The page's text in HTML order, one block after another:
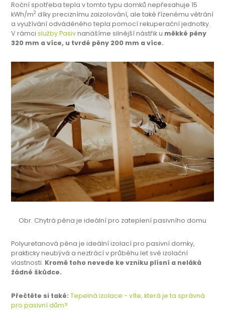
Roční spotřeba tepla v tomto typu domků nepřesahuje 15
kWh/m2 díky preciznímu zaizolování, ale také řízenému větrání
a využívání odváděného tepla pomocí rekuperační jednotky.
V rámci služby Pasiv nanášíme silnější nástřik u měkké pěny
320 mm a více, u tvrdé pěny 200 mm a více.
Obr. Chytrá pěna je ideální pro zateplení pasivního domu
Polyuretanová pěna je ideální izolací pro pasivní domky,
prakticky neubývá a neztrácí v průběhu let své izolační
vlastnosti. Kromě toho nevede ke vzniku plísní a neláká
žádné škůdce.
Přečtěte si také:Tepelná izolace - víte, která je ta správná
pro pasivní dům?